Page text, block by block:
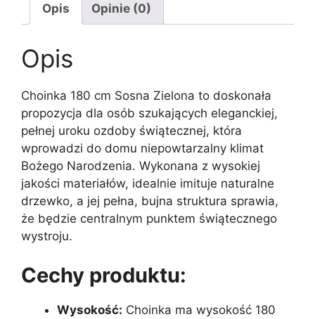
Opis Opinie (0)
Opis
Choinka 180 cm Sosna Zielona to doskonała
propozycja dla osób szukających eleganckiej,
pełnej uroku ozdoby świątecznej, która
wprowadzi do domu niepowtarzalny klimat
Bożego Narodzenia. Wykonana z wysokiej
jakości materiałów, idealnie imituje naturalne
drzewko, a jej pełna, bujna struktura sprawia,
że będzie centralnym punktem świątecznego
wystroju.
Cechy produktu:
Wysokość: Choinka ma wysokość 180